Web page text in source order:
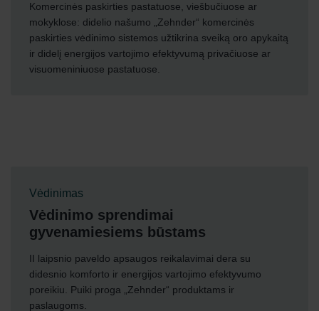
Komercinės paskirties pastatuose, viešbučiuose ar
mokyklose: didelio našumo „Zehnder“ komercinės
paskirties vėdinimo sistemos užtikrina sveiką oro apykaitą
ir didelį energijos vartojimo efektyvumą privačiuose ar
visuomeniniuose pastatuose.
Vėdinimas
Vėdinimo sprendimai
gyvenamiesiems būstams
II laipsnio paveldo apsaugos reikalavimai dera su
didesnio komforto ir energijos vartojimo efektyvumo
poreikiu. Puiki proga „Zehnder“ produktams ir
paslaugoms.